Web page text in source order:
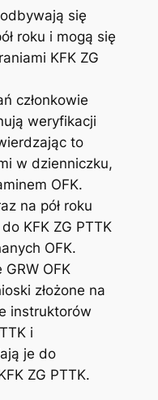
się
roku i mogą się
KFK ZG
członkowie
weryfikacji
to
w dzienniczku,
OFK.
na pół roku
KFK ZG PTTK
OFK.
GRW OFK
złożone na
instruktorów
i
je do
ZG PTTK.